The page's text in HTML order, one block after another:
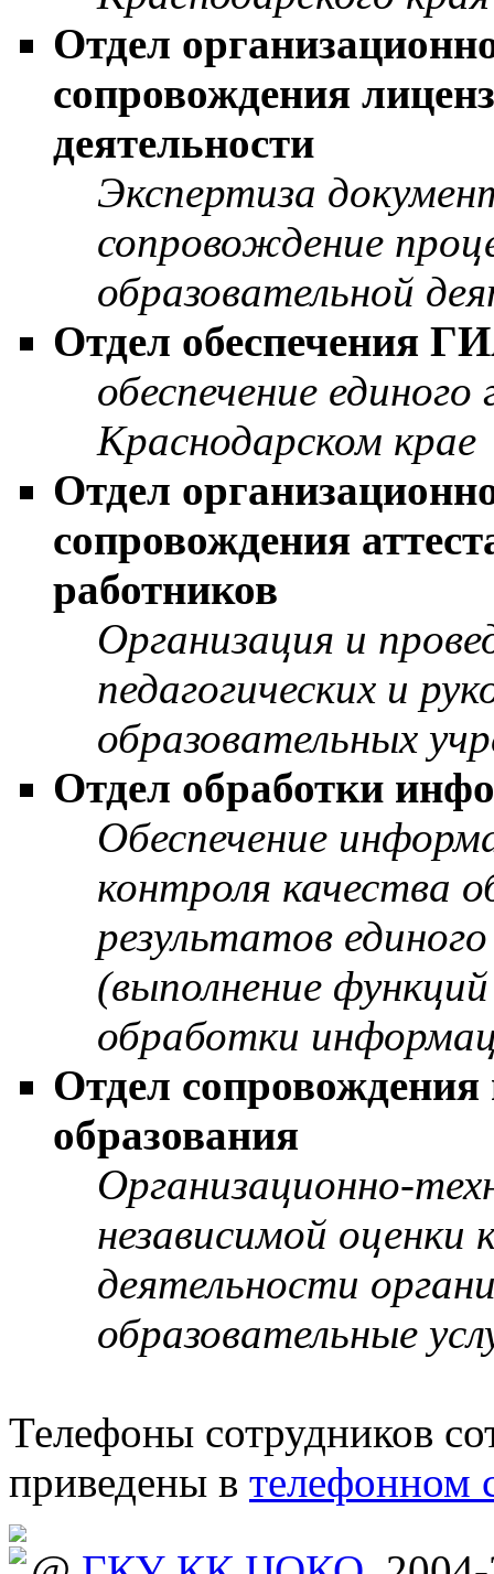
Отдел
сопровождения
деятельности
Экспертиза
сопровождение
образовательной
Отдел обеспечения
обеспечение
Краснодарском крае
Отдел
сопровождения
работников
Организация и
педагогических и
образовательных
Отдел обработки
Обеспечение
контроля качества
результатов
(выполнение
обработки
Отдел
образования
Организационно-
независимой оценки
деятельности
образовательные
Телефоны сотрудников
приведены в телефонном